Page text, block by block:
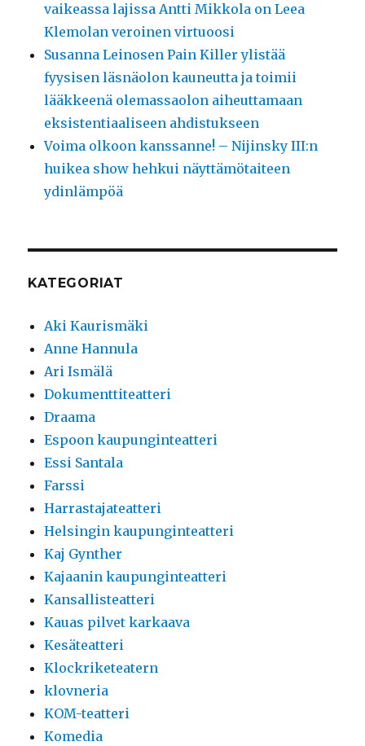
vaikeassa lajissa Antti Mikkola on Leea
Klemolan veroinen virtuoosi
Susanna Leinosen Pain Killer ylistää
fyysisen läsnäolon kauneutta ja toimii
lääkkeenä olemassaolon aiheuttamaan
eksistentiaaliseen ahdistukseen
Voima olkoon kanssanne! – Nijinsky III:n
huikea show hehkui näyttämötaiteen
ydinlämpöä
KATEGORIAT
Aki Kaurismäki
Anne Hannula
Ari Ismälä
Dokumenttiteatteri
Draama
Espoon kaupunginteatteri
Essi Santala
Farssi
Harrastajateatteri
Helsingin kaupunginteatteri
Kaj Gynther
Kajaanin kaupunginteatteri
Kansallisteatteri
Kauas pilvet karkaava
Kesäteatteri
Klockriketeatern
klovneria
KOM-teatteri
Komedia